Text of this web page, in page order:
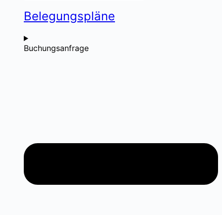
Belegungspläne
Buchungsanfrage